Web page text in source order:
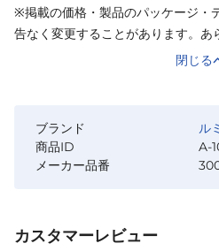
※掲載の価格・製品のパッケージ・
告なく変更することがあります。あ
閉じる
ブランド
ル
商品ID
A-
メーカー品番
カスタマーレビュー